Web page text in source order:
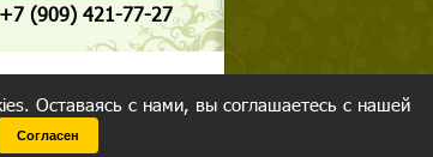
+7 (909) 421-77-27
Оставаясь с нами, вы соглашаетесь с нашей
Согласен